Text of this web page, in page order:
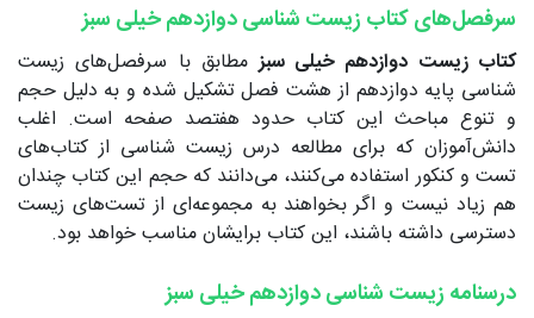
سرفصل‌های کتاب زیست شناسی دوازدهم خیلی سبز
کتاب زیست دوازدهم خیلی سبز مطابق با سرفصل‌های زیست
شناسی پایه دوازدهم از هشت فصل تشکیل شده و به دلیل حجم
و تنوع مباحث این کتاب حدود هفتصد صفحه است. اغلب
دانش‌آموزان که برای مطالعه درس زیست ‌شناسی از کتاب‌های
تست و کنکور استفاده می‌کنند، می‌دانند که حجم این کتاب چندان
هم زیاد نیست و اگر بخواهند به مجموعه‌ای از تست‌های زیست
دسترسی داشته باشند، این کتاب برایشان مناسب خواهد بود.
درسنامه زیست شناسی دوازدهم خیلی سبز